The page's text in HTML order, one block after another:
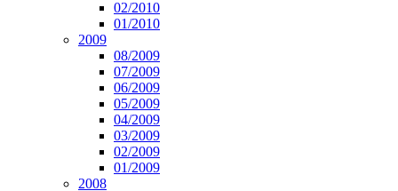
02/2010
01/2010
2009
08/2009
07/2009
06/2009
05/2009
04/2009
03/2009
02/2009
01/2009
2008